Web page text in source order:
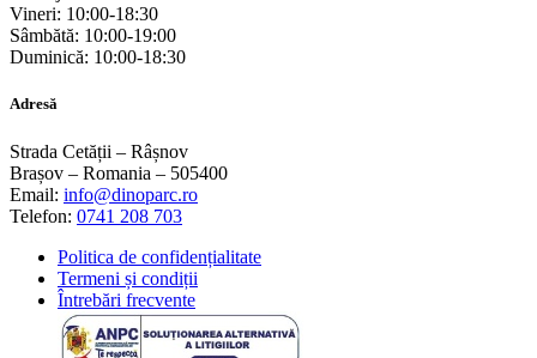
Vineri: 10:00-18:30
Sâmbătă: 10:00-19:00
Duminică: 10:00-18:30
Adresă
Strada Cetății – Râșnov
Brașov – Romania – 505400
Email: info@dinoparc.ro
Telefon: 0741 208 703
Politica de confidențialitate
Termeni și condiții
Întrebări frecvente